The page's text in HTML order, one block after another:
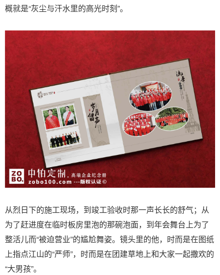
概就是“灰尘与汗水里的高光时刻”。
从烈日下的施工现场，到竣工验收时那一声长长的舒气；从
为了赶进度在临时板房里泡的那碗泡面，到年会舞台上为了
整活儿而“被迫营业”的尴尬舞姿。镜头里的他，时而是在图纸
上指点江山的“严师”，时而是在团建草地上和大家一起撒欢的
“大男孩”。